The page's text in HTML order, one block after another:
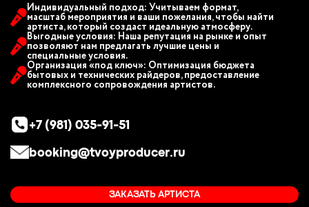
Индивидуальный подход: Учитываем формат,
масштаб мероприятия и ваши пожелания, чтобы найти
артиста, который создаст идеальную атмосферу.
Выгодные условия: Наша репутация на рынке и опыт
позволяют нам предлагать лучшие цены и
специальные условия.
Организация «под ключ»: Оптимизация бюджета
бытовых и технических райдеров, предоставление
комплексного сопровождения артистов.
+7 (981) 035-91-51
booking@tvoyproducer.ru
ЗАКАЗАТЬ АРТИСТА